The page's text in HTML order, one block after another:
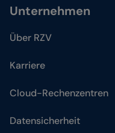
Unternehmen
Über RZV
Karriere
Cloud-Rechenzentren
Datensicherheit